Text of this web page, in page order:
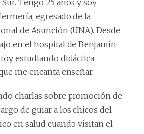
Tengo 25 años y soy
egresado de la
de Asunción (UNA). Desde
en el hospital de Benjamín
estudiando didáctica
me encanta enseñar.
charlas sobre promoción de
de guiar a los chicos del
en salud cuando visitan el